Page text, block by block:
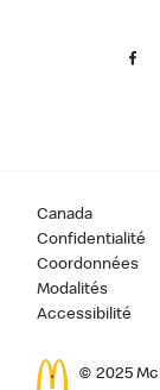
Canada
Confidentialité
Coordonnées
Modalités
Accessibilité
© 2025